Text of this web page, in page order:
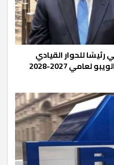
رئيسًا للحوار القيادي
2027-2028